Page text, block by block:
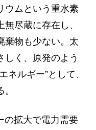
ウムという重水素
尽蔵に存在し、
棄物も少ない。太
しく、原発のよう
ネルギー”として、
拡大で電力需要